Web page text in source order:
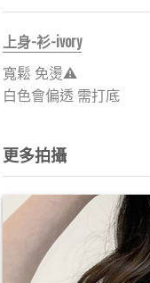
上身-衫-ivory
寬鬆 免燙⚠️
白色會偏透 需打底
更多拍攝